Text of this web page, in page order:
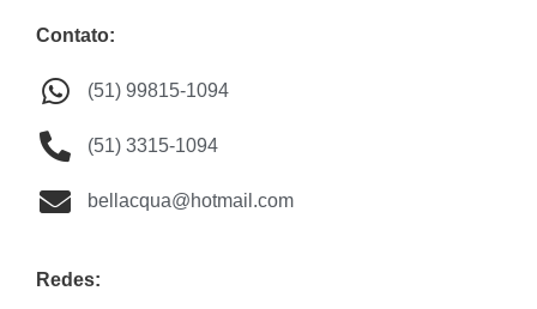
Contato:
(51) 99815-1094
(51) 3315-1094
bellacqua@hotmail.com
Redes: